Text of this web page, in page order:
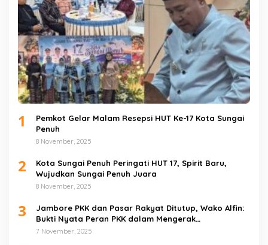
1
Pemkot Gelar Malam Resepsi HUT Ke-17 Kota Sungai
Penuh
8 November, 2025
2
Kota Sungai Penuh Peringati HUT 17, Spirit Baru,
Wujudkan Sungai Penuh Juara
8 November, 2025
3
Jambore PKK dan Pasar Rakyat Ditutup, Wako Alfin:
Bukti Nyata Peran PKK dalam Mengerak
Perekonomian Masyarakat
7 November, 2025